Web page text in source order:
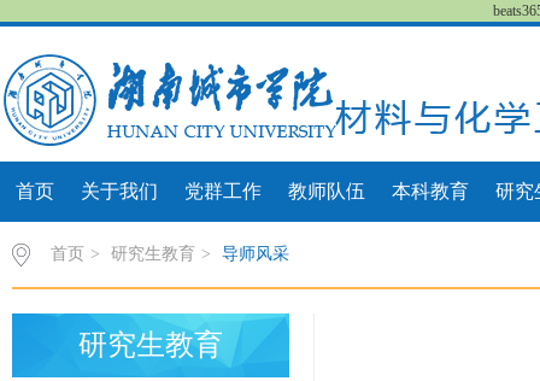
首页 关于我们 党群工作 教师队伍 本科教育 研究
首页 > 研究生教育 > 导师风采
研究生教育